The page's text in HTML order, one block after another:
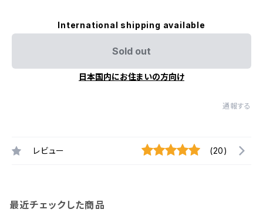
International shipping available
Sold out
日本国内にお住まいの方向け
通報する
レビュー (20)
最近チェックした商品